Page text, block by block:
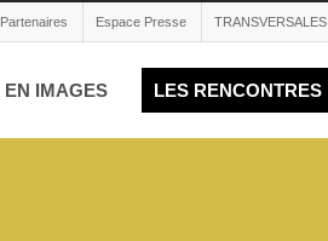
Partenaires Espace Presse TRANSVERSALES
EN IMAGES LES RENCONTRES